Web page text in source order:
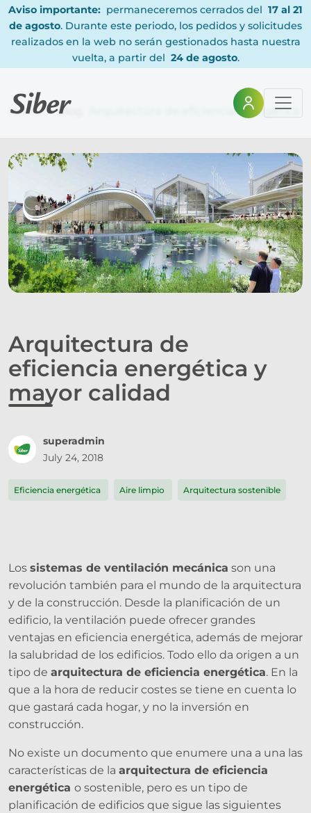
Aviso importante: permaneceremos cerrados del 17 al 21
de agosto. Durante este periodo, los pedidos y solicitudes
realizados en la web no serán gestionados hasta nuestra
vuelta, a partir del 24 de agosto.
Home Blog Arquitectura de eficiencia energética
Arquitectura de
eficiencia energética y
mayor calidad
superadmin
July 24, 2018
Eficiencia energética Aire limpio Arquitectura sostenible
Los sistemas de ventilación mecánica son una
revolución también para el mundo de la arquitectura
y de la construcción. Desde la planificación de un
edificio, la ventilación puede ofrecer grandes
ventajas en eficiencia energética, además de mejorar
la salubridad de los edificios. Todo ello da origen a un
tipo de arquitectura de eficiencia energética. En la
que a la hora de reducir costes se tiene en cuenta lo
que gastará cada hogar, y no la inversión en
construcción.
No existe un documento que enumere una a una las
características de la arquitectura de eficiencia
energética o sostenible, pero es un tipo de
planificación de edificios que sigue las siguientes